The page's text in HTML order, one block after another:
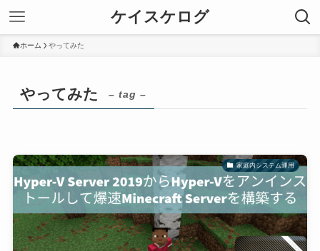
ケイスケログ
ホーム やってみた
やってみた – tag –
家庭内システム運用